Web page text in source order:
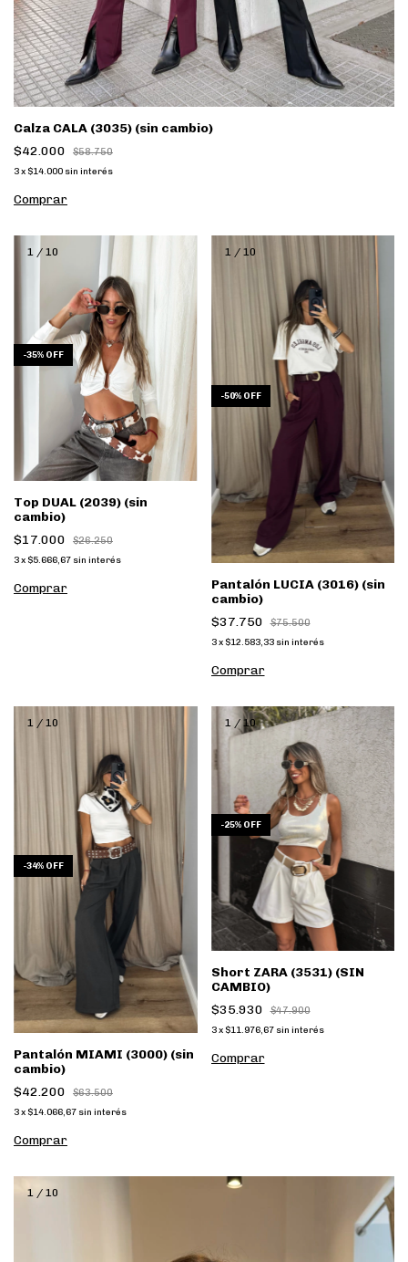
Calza CALA (3035) (sin cambio)
$42.000
$58.750
3x $14.000 sin interés
Comprar
1 / 10
-35% OFF
Top DUAL (2039) (sin
cambio)
$17.000
$26.250
3x $5.666,67 sin interés
Comprar
1/ 10
-50% OFF
Pantalón LUCIA (3016) (sin
cambio)
$37.750
$75.500
3 x $12.583,33 sin interés
Comprar
1 / 10
-34% OFF
Pantalón MIAMI (3000) (sin
cambio)
$42.200
$63.500
3x $14.066,67 sin interés
Comprar
1 / 10
-25% OFF
Short ZARA (3531) (SIN
CAMBIO)
$35.930
$47.900
3 x $11.976,67 sin interés
Comprar
1 / 10